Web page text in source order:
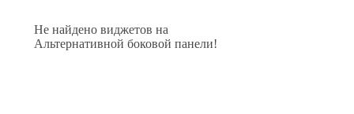
Не найдено виджетов на
Альтернативной боковой панели!